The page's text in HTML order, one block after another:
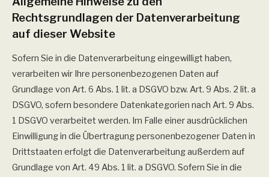
Rechtsgrundlagen der Datenverarbeitung
auf dieser Website
Sofern Sie in die Datenverarbeitung eingewilligt haben,
verarbeiten wir Ihre personenbezogenen Daten auf
Grundlage von Art. 6 Abs. 1 lit. a DSGVO bzw. Art. 9 Abs. 2 lit. a
DSGVO, sofern besondere Datenkategorien nach Art. 9 Abs.
1 DSGVO verarbeitet werden. Im Falle einer ausdrücklichen
Einwilligung in die Übertragung personenbezogener Daten in
Drittstaaten erfolgt die Datenverarbeitung außerdem auf
Grundlage von Art. 49 Abs. 1 lit. a DSGVO. Sofern Sie in die